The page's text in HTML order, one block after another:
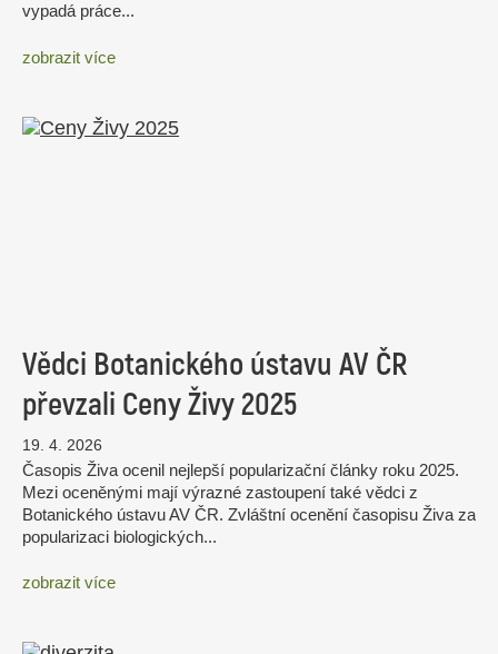
vypadá práce...
zobrazit více
Vědci Botanického ústavu AV ČR
převzali Ceny Živy 2025
19. 4. 2026
Časopis Živa ocenil nejlepší popularizační články roku 2025.
Mezi oceněnými mají výrazné zastoupení také vědci z
Botanického ústavu AV ČR. Zvláštní ocenění časopisu Živa za
popularizaci biologických...
zobrazit více